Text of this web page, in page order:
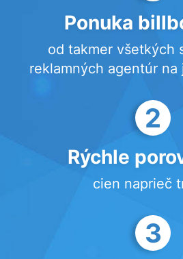
Ponuka
od takmer všetkých
reklamných agentúr na
2
Rýchle
cien naprieč
3